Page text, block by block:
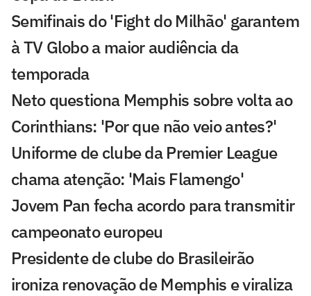
Semifinais do 'Fight do Milhão' garantem
à TV Globo a maior audiência da
temporada
Neto questiona Memphis sobre volta ao
Corinthians: 'Por que não veio antes?'
Uniforme de clube da Premier League
chama atenção: 'Mais Flamengo'
Jovem Pan fecha acordo para transmitir
campeonato europeu
Presidente de clube do Brasileirão
ironiza renovação de Memphis e viraliza